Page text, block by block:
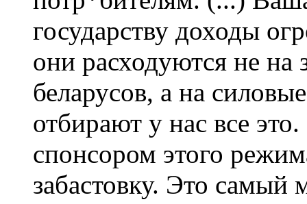
государству доходы
они расходуются не на
беларусов, а на
отбирают у нас все
спонсором этого
забастовку. Это